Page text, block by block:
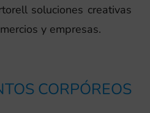
soluciones creativas
y empresas.
CORPÓREOS